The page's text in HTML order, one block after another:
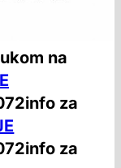
na
za
za